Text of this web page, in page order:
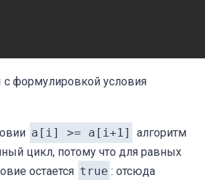
формулировкой условия
a[i] >= a[i+1]
алгоритм
цикл, потому что для равных
остается true : отсюда